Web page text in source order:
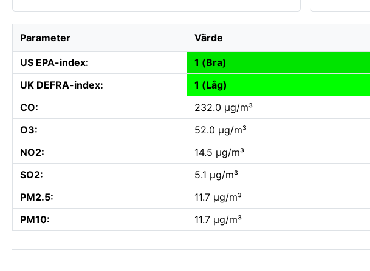
Parameter Värde
US EPA-index:
1 (Bra)
UK DEFRA-index:
1 (Låg)
CO:
232.0 µg/m³
O3:
52.0 µg/m³
NO2:
14.5 µg/m³
SO2:
5.1 µg/m³
PM2.5:
11.7 µg/m³
PM10:
11.7 µg/m³